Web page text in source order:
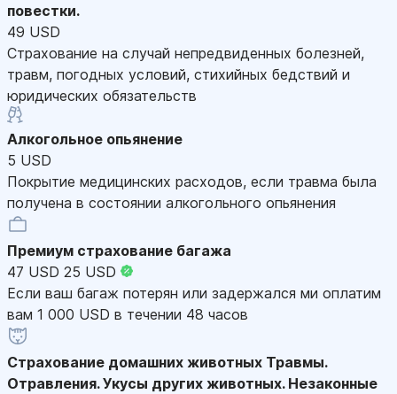
повестки.
49 USD
Страхование на случай непредвиденных болезней,
травм, погодных условий, стихийных бедствий и
юридических обязательств
Алкогольное опьянение
5 USD
Покрытие медицинских расходов, если травма была
получена в состоянии алкогольного опьянения
Премиум страхование багажа
47 USD 25 USD
Если ваш багаж потерян или задержался ми оплатим
вам 1 000 USD в течении 48 часов
Страхование домашних животных Травмы.
Отравления. Укусы других животных. Незаконные